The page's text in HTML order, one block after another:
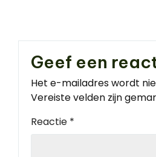
Geef een
Het e-mailadres wordt
Vereiste velden zijn
Reactie *